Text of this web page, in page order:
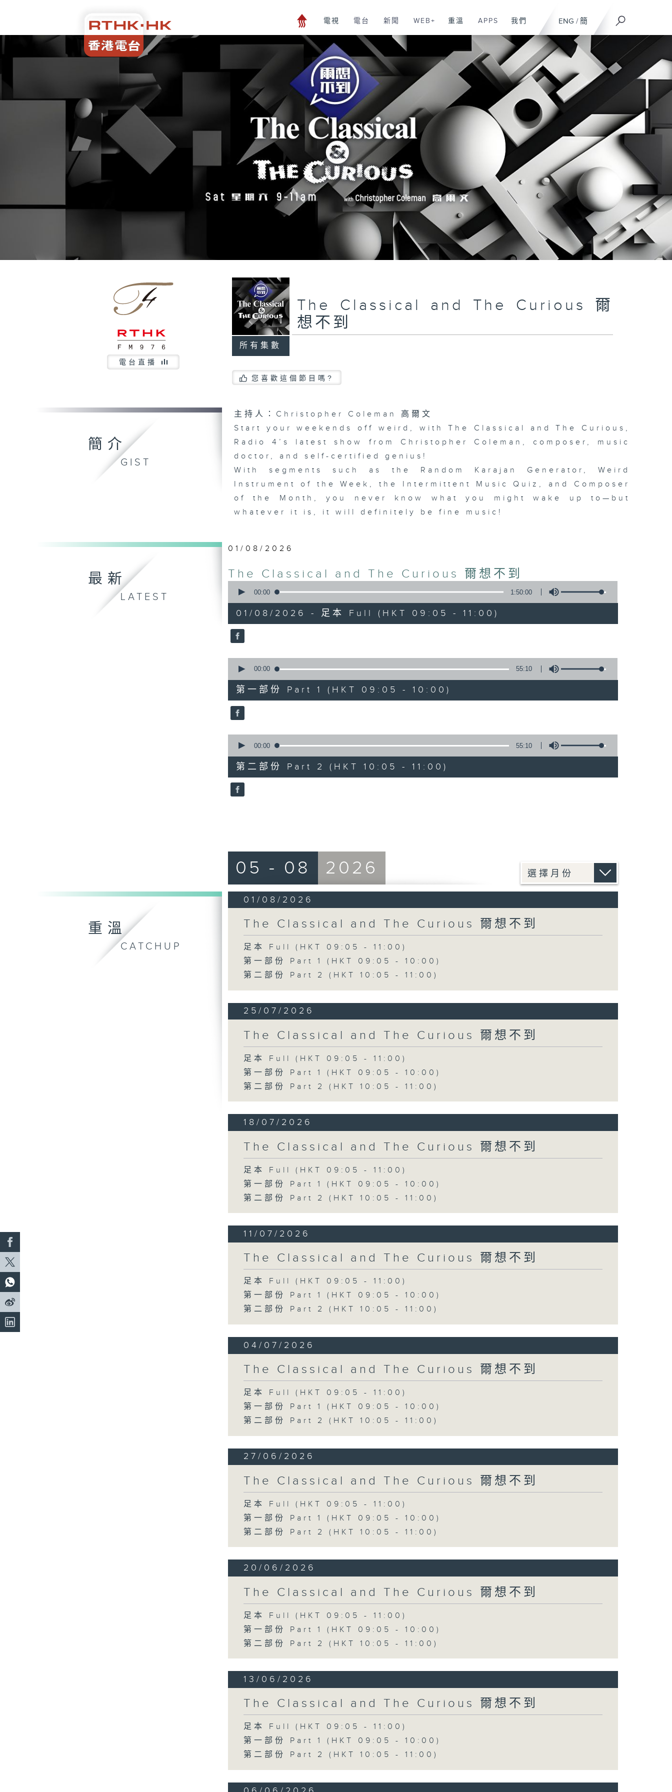
ENG / 簡
電視 電台 新聞 WEB+ 重溫 APPS 我們
電台直播
所有集數
The Classical and The Curious 爾
想不到
您喜歡這個節目嗎?
簡介
GIST
主持人：Christopher Coleman 高爾文
Start your weekends off weird, with The Classical and The Curious,
Radio 4’s latest show from Christopher Coleman, composer, music
doctor, and self-certified genius!
With segments such as the Random Karajan Generator, Weird
Instrument of the Week, the Intermittent Music Quiz, and Composer
of the Month, you never know what you might wake up to—but
whatever it is, it will definitely be fine music!
最新
LATEST
01/08/2026
The Classical and The Curious 爾想不到
seconds
hour,
50
minutes,
0
90%
00:00 1:50:00
01/08/2026 - 足本 Full (HKT 09:05 - 11:00)
seconds
55
minutes,
10
seconds
90%
00:00 55:10
第一部份 Part 1 (HKT 09:05 - 10:00)
seconds
55
minutes,
10
seconds
90%
00:00 55:10
第二部份 Part 2 (HKT 10:05 - 11:00)
重溫
CATCHUP
05 - 08 2026
01/08/2026
The Classical and The Curious 爾想不到
足本 Full (HKT 09:05 - 11:00)
第一部份 Part 1 (HKT 09:05 - 10:00)
第二部份 Part 2 (HKT 10:05 - 11:00)
25/07/2026
The Classical and The Curious 爾想不到
足本 Full (HKT 09:05 - 11:00)
第一部份 Part 1 (HKT 09:05 - 10:00)
第二部份 Part 2 (HKT 10:05 - 11:00)
18/07/2026
The Classical and The Curious 爾想不到
足本 Full (HKT 09:05 - 11:00)
第一部份 Part 1 (HKT 09:05 - 10:00)
第二部份 Part 2 (HKT 10:05 - 11:00)
11/07/2026
The Classical and The Curious 爾想不到
足本 Full (HKT 09:05 - 11:00)
第一部份 Part 1 (HKT 09:05 - 10:00)
第二部份 Part 2 (HKT 10:05 - 11:00)
04/07/2026
The Classical and The Curious 爾想不到
足本 Full (HKT 09:05 - 11:00)
第一部份 Part 1 (HKT 09:05 - 10:00)
第二部份 Part 2 (HKT 10:05 - 11:00)
27/06/2026
The Classical and The Curious 爾想不到
足本 Full (HKT 09:05 - 11:00)
第一部份 Part 1 (HKT 09:05 - 10:00)
第二部份 Part 2 (HKT 10:05 - 11:00)
20/06/2026
The Classical and The Curious 爾想不到
足本 Full (HKT 09:05 - 11:00)
第一部份 Part 1 (HKT 09:05 - 10:00)
第二部份 Part 2 (HKT 10:05 - 11:00)
13/06/2026
The Classical and The Curious 爾想不到
足本 Full (HKT 09:05 - 11:00)
第一部份 Part 1 (HKT 09:05 - 10:00)
第二部份 Part 2 (HKT 10:05 - 11:00)